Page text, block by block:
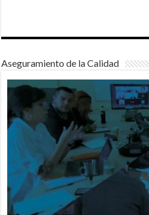
Aseguramiento de la Calidad